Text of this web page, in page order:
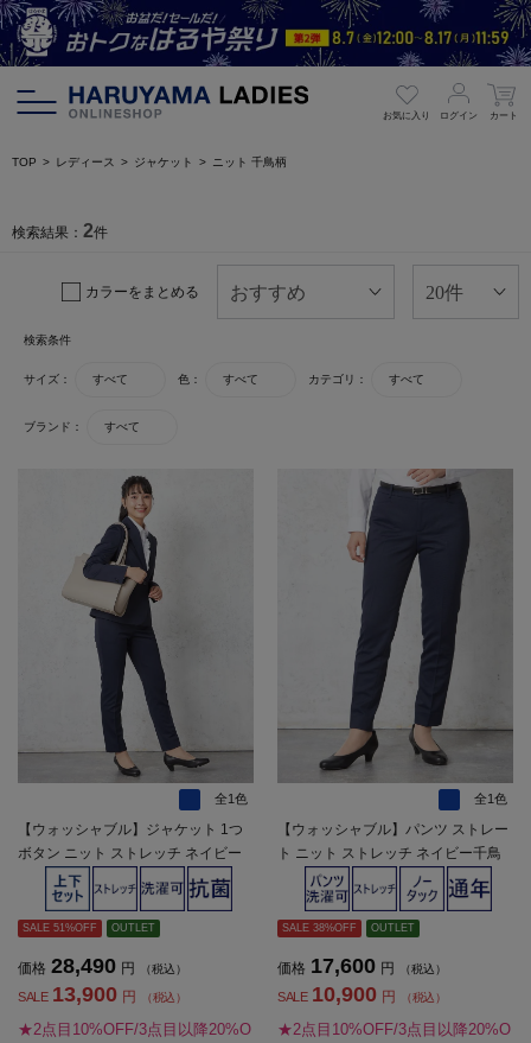
お気に入り ログイン カート
TOP レディース ジャケット ニット 千鳥柄
検索結果： 2件
カラーをまとめる
検索条件
サイズ： すべて 色： すべて カテゴリ： すべて
ブランド： すべて
全1色
【ウォッシャブル】ジャケット 1つ
ボタン ニット ストレッチ ネイビー
千鳥 ViVi 通年【レディース】
SALE 51%OFF OUTLET
価格 28,490 円 （税込）
SALE 13,900 円 （税込）
★2点目10%OFF/3点目以降20%O
全1色
【ウォッシャブル】パンツ ストレー
ト ニット ストレッチ ネイビー千鳥
ViVi 通年【レディース】
SALE 38%OFF OUTLET
価格 17,600 円 （税込）
SALE 10,900 円 （税込）
★2点目10%OFF/3点目以降20%O